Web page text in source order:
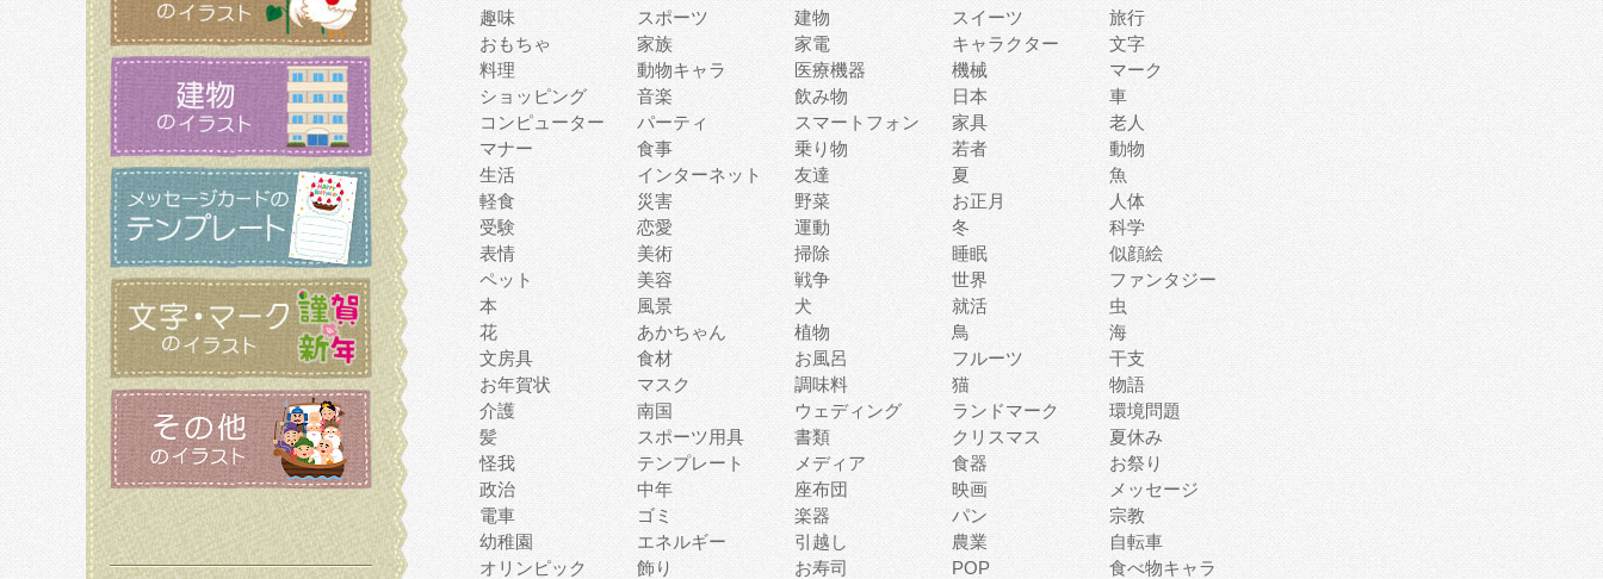
趣味
スポーツ 建物 スイーツ
旅行
おもちゃ
家族 家電 キャラクター
文字
料理
動物キャラ 医療機器 機械
マーク
ショッピング
音楽 飲み物 日本
車
コンピューター
パーティ スマートフォン 家具
老人
マナー
食事 乗り物 若者
動物
生活
インターネット 友達 夏
魚
軽食
災害 野菜 お正月
人体
受験
恋愛 運動 冬
科学
表情
美術 掃除 睡眠
似顔絵
ペット
美容 戦争 世界
ファンタジー
本
風景 犬 就活
虫
花
あかちゃん 植物 鳥
海
文房具
食材 お風呂 フルーツ
干支
お年賀状
マスク 調味料 猫
物語
介護
南国 ウェディング ランドマーク
環境問題
髪
スポーツ用具 書類 クリスマス
夏休み
怪我
テンプレート メディア 食器
お祭り
政治
中年 座布団 映画
メッセージ
電車
ゴミ 楽器 パン
宗教
幼稚園
エネルギー 引越し 農業
自転車
オリンピック
飾り お寿司 POP
食べ物キャラ